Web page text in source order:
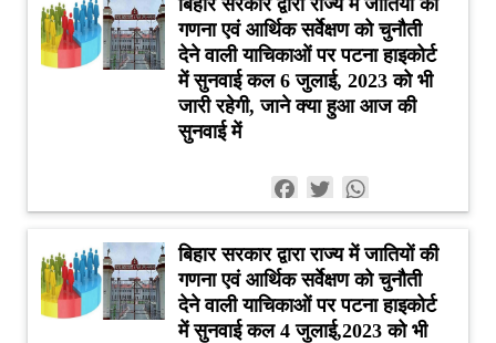
गणना एवं आर्थिक सर्वेक्षण को चुनौती
देने वाली याचिकाओं पर पटना हाइकोर्ट
में सुनवाई कल 6 जुलाई, 2023 को भी
जारी रहेगी, जाने क्या हुआ आज की
सुनवाई में
Facebook
Twitter
बिहार सरकार द्वारा राज्य में जातियों की
गणना एवं आर्थिक सर्वेक्षण को चुनौती
देने वाली याचिकाओं पर पटना हाइकोर्ट
में सुनवाई कल 4 जुलाई,2023 को भी